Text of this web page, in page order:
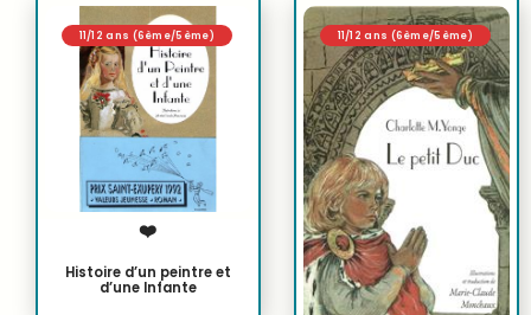
11/12 ans (6ème/5ème)
❤️
Histoire d’un peintre et
d’une Infante
11/12 ans (6ème/5ème)